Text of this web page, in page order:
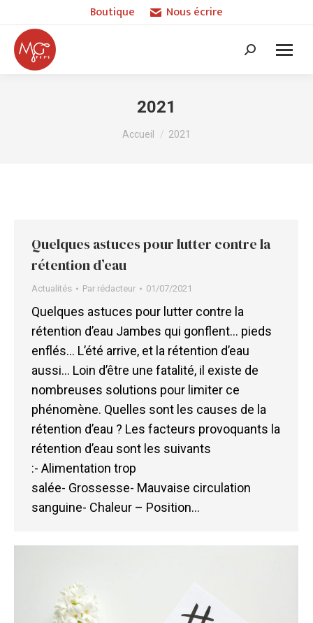
Boutique Nous écrire
Recherche
2021
Vous êtes ici :
Accueil 2021
Quelques astuces pour lutter contre la
rétention d’eau
Actualités Par rédacteur 01/07/2021
Quelques astuces pour lutter contre la
rétention d’eau Jambes qui gonflent… pieds
enflés… L’été arrive, et la rétention d’eau
aussi… Loin d’être une fatalité, il existe de
nombreuses solutions pour limiter ce
phénomène. Quelles sont les causes de la
rétention d’eau ? Les facteurs provoquants la
rétention d’eau sont les suivants
:- Alimentation trop
salée- Grossesse- Mauvaise circulation
sanguine- Chaleur – Position…